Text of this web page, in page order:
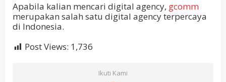
Apabila kalian mencari digital agency, gcomm
merupakan salah satu digital agency terpercaya
di Indonesia.
Post Views: 1,736
Ikuti Kami